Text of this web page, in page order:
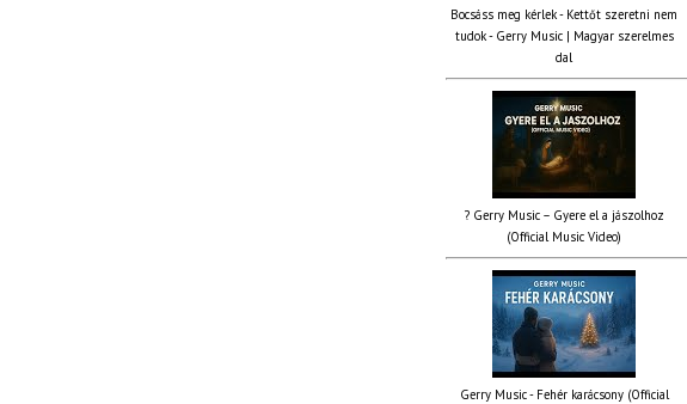
Bocsáss meg kérlek - Kettőt szeretni nem
tudok - Gerry Music | Magyar szerelmes
dal
? Gerry Music – Gyere el a jászolhoz
(Official Music Video)
Gerry Music - Fehér karácsony (Official